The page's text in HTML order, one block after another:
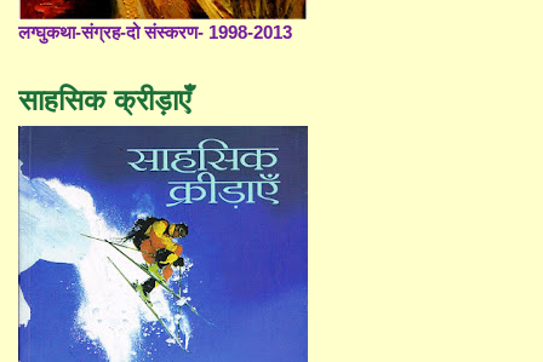
लग्घुकथा-संग्रह-दो संस्करण- 1998-2013
साहसिक क्रीड़ाएँ